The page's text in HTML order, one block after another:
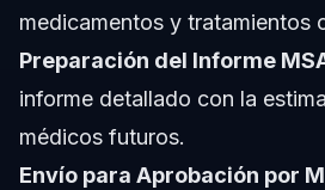
medicamentos y tratamientos
Preparación del Informe
informe detallado con la
médicos futuros.
Envío para Aprobación por